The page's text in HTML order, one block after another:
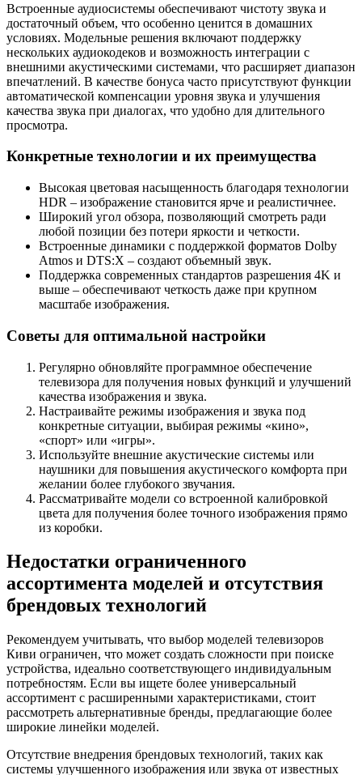
Встроенные аудиосистемы обеспечивают чистоту звука и
достаточный объем, что особенно ценится в домашних
условиях. Модельные решения включают поддержку
нескольких аудиокодеков и возможность интеграции с
внешними акустическими системами, что расширяет диапазон
впечатлений. В качестве бонуса часто присутствуют функции
автоматической компенсации уровня звука и улучшения
качества звука при диалогах, что удобно для длительного
просмотра.
Конкретные технологии и их преимущества
Высокая цветовая насыщенность благодаря технологии
HDR – изображение становится ярче и реалистичнее.
Широкий угол обзора, позволяющий смотреть ради
любой позиции без потери яркости и четкости.
Встроенные динамики с поддержкой форматов Dolby
Atmos и DTS:X – создают объемный звук.
Поддержка современных стандартов разрешения 4K и
выше – обеспечивают четкость даже при крупном
масштабе изображения.
Советы для оптимальной настройки
Регулярно обновляйте программное обеспечение
телевизора для получения новых функций и улучшений
качества изображения и звука.
Настраивайте режимы изображения и звука под
конкретные ситуации, выбирая режимы «кино»,
«спорт» или «игры».
Используйте внешние акустические системы или
наушники для повышения акустического комфорта при
желании более глубокого звучания.
Рассматривайте модели со встроенной калибровкой
цвета для получения более точного изображения прямо
из коробки.
Недостатки ограниченного
ассортимента моделей и отсутствия
брендовых технологий
Рекомендуем учитывать, что выбор моделей телевизоров
Киви ограничен, что может создать сложности при поиске
устройства, идеально соответствующего индивидуальным
потребностям. Если вы ищете более универсальный
ассортимент с расширенными характеристиками, стоит
рассмотреть альтернативные бренды, предлагающие более
широкие линейки моделей.
Отсутствие внедрения брендовых технологий, таких как
системы улучшенного изображения или звука от известных